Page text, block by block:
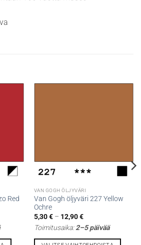
Red
VAN GOGH ÖLJYVÄRI
Van Gogh öljyväri 227 Yellow
Ochre
5,30€ – 12,90€Hintaluokka:
-
Toimitusaika:2–5 päivää